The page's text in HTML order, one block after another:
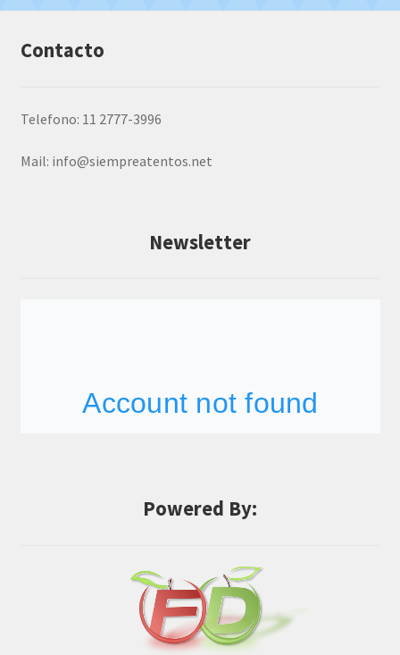
Contacto
Telefono: 11 2777-3996
Mail: info@siempreatentos.net
Newsletter
Powered By: